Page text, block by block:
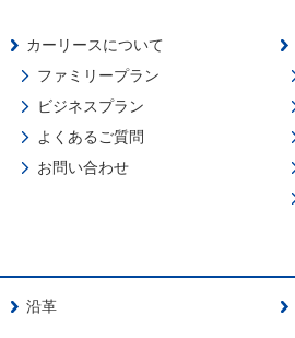
カーリースについて
ファミリープラン
ビジネスプラン
よくあるご質問
お問い合わせ
沿革